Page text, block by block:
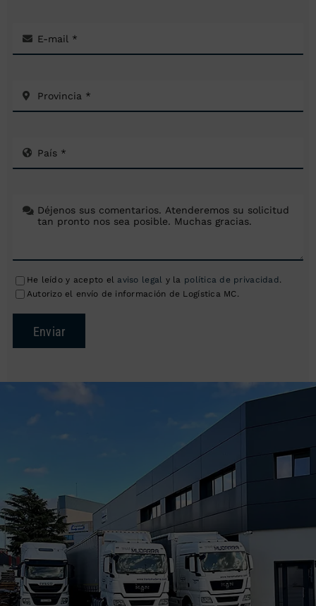
He leído y acepto el aviso legal y la política de privacidad .
Autorizo el envío de información de Logística MC.
Enviar